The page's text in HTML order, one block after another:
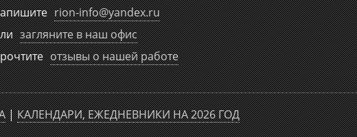
rion-info@yandex.ru
загляните в наш офис
отзывы о нашей работе
|КАЛЕНДАРИ, ЕЖЕДНЕВНИКИ НА 2026 ГОД